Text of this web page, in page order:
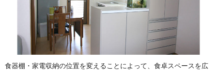
食器棚・家電収納の位置を変えることによって、食卓スペースを広